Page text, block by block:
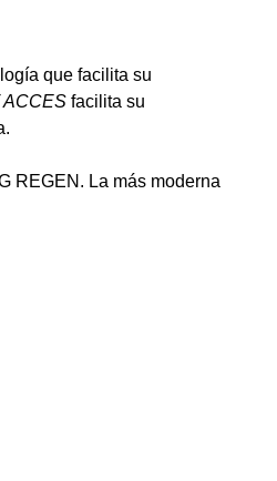
que facilita su
ACCES facilita su
REGEN. La más moderna